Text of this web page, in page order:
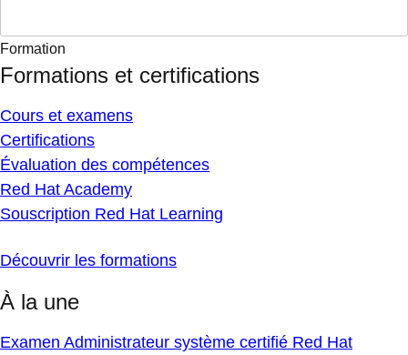
Formation
Formations et certifications
Cours et examens
Certifications
Évaluation des compétences
Red Hat Academy
Souscription Red Hat Learning
Découvrir les formations
À la une
Examen Administrateur système certifié Red Hat